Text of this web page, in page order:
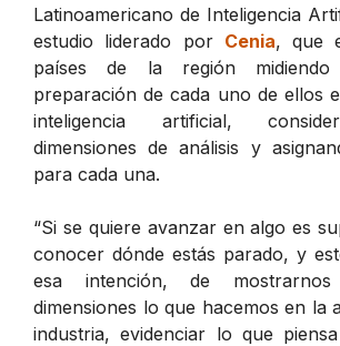
Latinoamericano de Inteligencia
estudio liderado por Cenia, que
países de la región
preparación de cada uno de ellos
inteligencia artificial,
dimensiones de análisis y
para cada una.
“Si se quiere avanzar en algo es
conocer dónde estás parado, y
esa intención, de
dimensiones lo que hacemos en la
industria, evidenciar lo que